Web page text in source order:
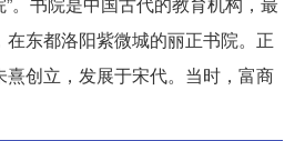
东都洛阳紫微城的丽正书院。正
创立，发展于宋代。当时，富商